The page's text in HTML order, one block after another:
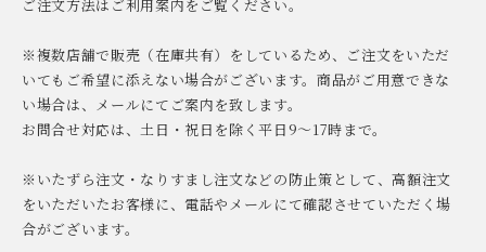
ご注文方法はご利用案内をご覧ください。
※複数店舗で販売（在庫共有）をしているため、ご注文をいただ
いてもご希望に添えない場合がございます。商品がご用意できな
い場合は、メールにてご案内を致します。
お問合せ対応は、土日・祝日を除く平日9〜17時まで。
※いたずら注文・なりすまし注文などの防止策として、高額注文
をいただいたお客様に、電話やメールにて確認させていただく場
合がございます。